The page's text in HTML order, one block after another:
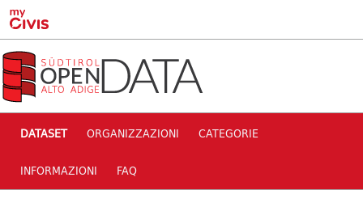
Skip to main content
DATASET ORGANIZZAZIONI CATEGORIE
INFORMAZIONI FAQ